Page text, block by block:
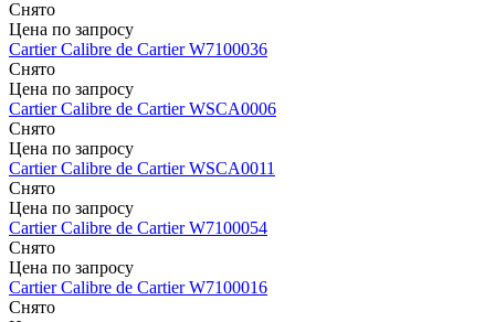
Снято
Цена по запросу
CartierCalibre de CartierW7100036
Снято
Цена по запросу
CartierCalibre de CartierWSCA0006
Снято
Цена по запросу
CartierCalibre de CartierWSCA0011
Снято
Цена по запросу
CartierCalibre de CartierW7100054
Снято
Цена по запросу
CartierCalibre de CartierW7100016
Снято